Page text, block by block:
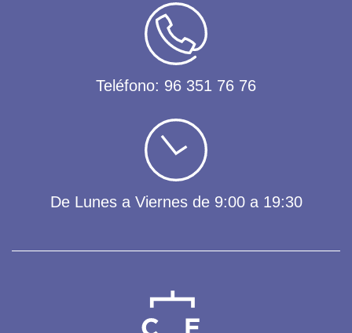
Teléfono: 96 351 76 76
De Lunes a Viernes de 9:00 a 19:30